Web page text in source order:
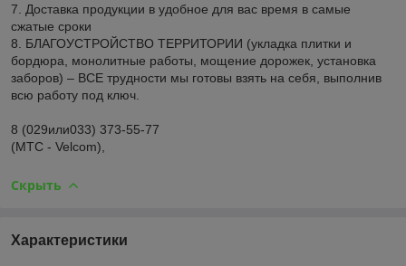
7. Доставка продукции в удобное для вас время в самые
сжатые сроки
8. БЛАГОУСТРОЙСТВО ТЕРРИТОРИИ (укладка плитки и
бордюра, монолитные работы, мощение дорожек, установка
заборов) – ВСЕ трудности мы готовы взять на себя, выполнив
всю работу под ключ.
8 (029или033) 373-55-77
(МТС - Velcom),
Скрыть
Характеристики